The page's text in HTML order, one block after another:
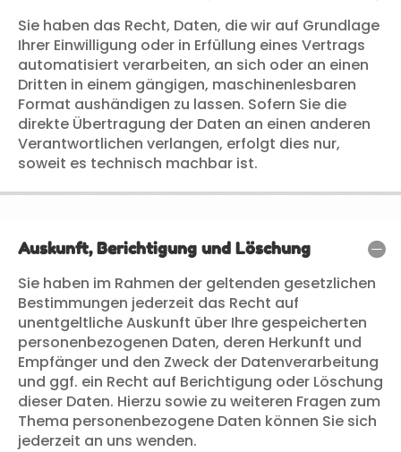
Sie haben das Recht, Daten, die wir auf Grundlage
Ihrer Einwilligung oder in Erfüllung eines Vertrags
automatisiert verarbeiten, an sich oder an einen
Dritten in einem gängigen, maschinenlesbaren
Format aushändigen zu lassen. Sofern Sie die
direkte Übertragung der Daten an einen anderen
Verantwortlichen verlangen, erfolgt dies nur,
soweit es technisch machbar ist.
Auskunft, Berichtigung und Löschung
Sie haben im Rahmen der geltenden gesetzlichen
Bestimmungen jederzeit das Recht auf
unentgeltliche Auskunft über Ihre gespeicherten
personenbezogenen Daten, deren Herkunft und
Empfänger und den Zweck der Datenverarbeitung
und ggf. ein Recht auf Berichtigung oder Löschung
dieser Daten. Hierzu sowie zu weiteren Fragen zum
Thema personenbezogene Daten können Sie sich
jederzeit an uns wenden.